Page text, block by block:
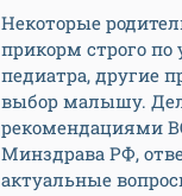
Некоторые
прикорм строго по
педиатра, другие
выбор малышу.
рекомендациями
Минздрава РФ,
актуальные